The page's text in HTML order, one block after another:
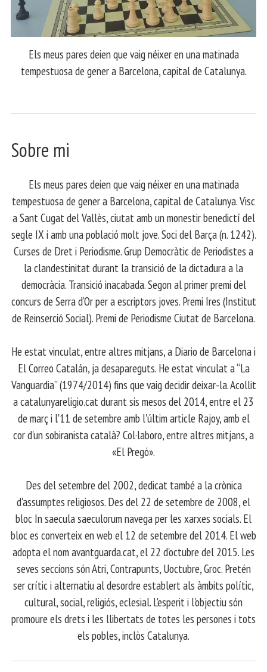
Els meus pares deien que vaig néixer en una matinada
tempestuosa de gener a Barcelona, capital de Catalunya.
Sobre mi
Els meus pares deien que vaig néixer en una matinada
tempestuosa de gener a Barcelona, capital de Catalunya. Visc
a Sant Cugat del Vallès, ciutat amb un monestir benedictí del
segle IX i amb una població molt jove. Soci del Barça (n. 1242).
Curses de Dret i Periodisme. Grup Democràtic de Periodistes a
la clandestinitat durant la transició de la dictadura a la
democràcia. Transició inacabada. Segon al primer premi del
concurs de Serra d’Or per a escriptors joves. Premi Ires (Institut
de Reinserció Social). Premi de Periodisme Ciutat de Barcelona.
​ He estat vinculat, entre altres mitjans, a Diario de Barcelona i
El Correo Catalán, ja desapareguts. He estat vinculat a “La
Vanguardia” (1974/2014) fins que vaig decidir deixar-la. Acollit
a catalunyareligio.cat durant sis mesos del 2014, entre el 23
de març i l'11 de setembre amb l'últim article Rajoy, amb el
cor d'un sobiranista català? Col·laboro, entre altres mitjans, a
«El Pregó».
​ Des del setembre del 2002, dedicat també a la crònica
d'assumptes religiosos. Des del 22 de setembre de 2008, el
bloc In saecula saeculorum navega per les xarxes socials. El
bloc es converteix en web el 12 de setembre del 2014. El web
adopta el nom avantguarda.cat, el 22 d'octubre del 2015. Les
seves seccions són Atri, Contrapunts, Uoctubre, Groc. Pretén
ser crític i alternatiu al desordre establert als àmbits polític,
cultural, social, religiós, eclesial. L'esperit i l'objectiu són
promoure els drets i les llibertats de totes les persones i tots
els pobles, inclòs Catalunya.